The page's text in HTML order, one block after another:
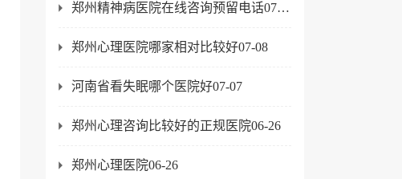
郑州精神病医院在线咨询预留电话07-13
郑州心理医院哪家相对比较好07-08
河南省看失眠哪个医院好07-07
郑州心理咨询比较好的正规医院06-26
郑州心理医院06-26